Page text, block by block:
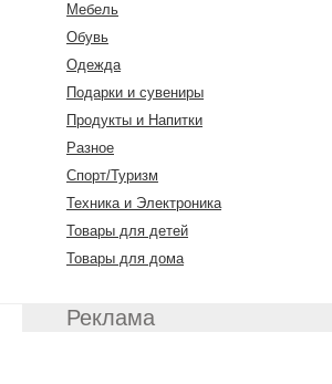
Мебель
Обувь
Одежда
Подарки и сувениры
Продукты и Напитки
Разное
Спорт/Туризм
Техника и Электроника
Товары для детей
Товары для дома
Реклама